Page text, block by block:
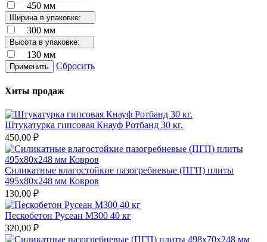
450 мм
Ширина в упаковке:
300 мм
Высота в упаковке:
130 мм
Применить Сбросить
Хиты продаж
Штукатурка гипсовая Кнауф Ротбанд 30 кг.
450,00 ₽
Силикатные влагостойкие пазогребневые (ПГП) плиты
495х80х248 мм Ковров
130,00 ₽
Пескобетон Русеан М300 40 кг
320,00 ₽